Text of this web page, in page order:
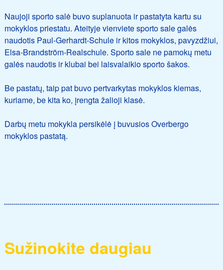
Naujoji sporto salė buvo suplanuota ir pastatyta kartu su
mokyklos priestatu. Ateityje vienviete sporto sale galės
naudotis Paul-Gerhardt-Schule ir kitos mokyklos, pavyzdžiui,
Elsa-Brandström-Realschule. Sporto sale ne pamokų metu
galės naudotis ir klubai bei laisvalaikio sporto šakos.
Be pastatų, taip pat buvo pertvarkytas mokyklos kiemas,
kuriame, be kita ko, įrengta žalioji klasė.
Darbų metu mokykla persikėlė į buvusios Overbergo
mokyklos pastatą.
Sužinokite daugiau